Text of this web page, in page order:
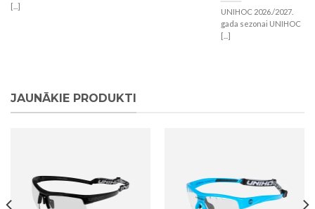
[...]
UNIHOC 2026./2027.
gada sezonai UNIHOC
[...]
JAUNĀKIE PRODUKTI